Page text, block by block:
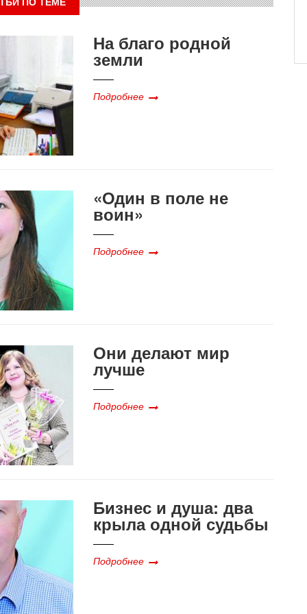
На благо родной
земли
Подробнее
«Один в поле не
воин»
Подробнее
Они делают мир
лучше
Подробнее
Бизнес и душа: два
крыла одной судьбы
Подробнее